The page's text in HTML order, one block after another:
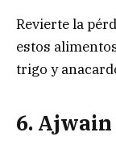
Revierte la
estos
trigo y
6. Ajwain